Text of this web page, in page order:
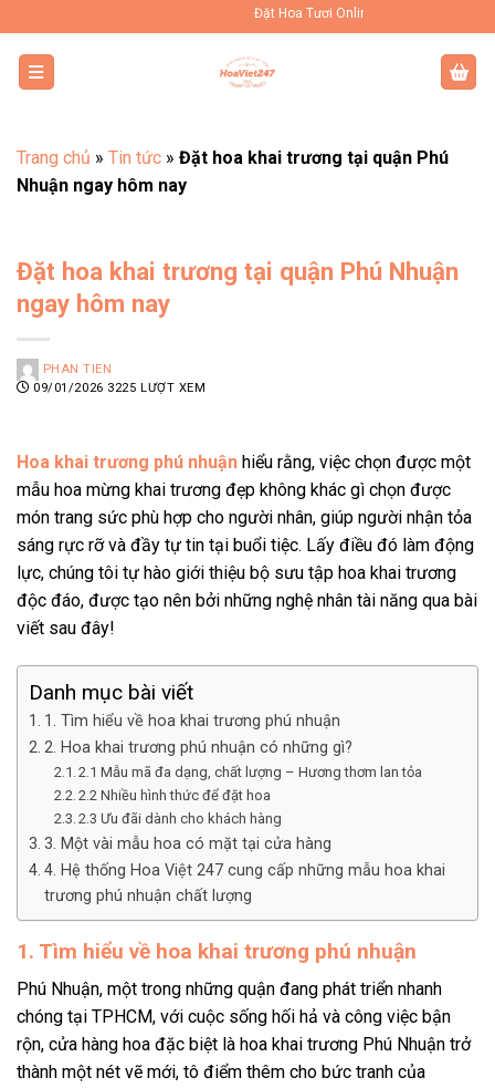
qua
dung
Đặt Hoa Tươi Online Uy Tín Toàn Quốc
Trang chủ » Tin tức » Đặt hoa khai trương tại quận Phú
Nhuận ngay hôm nay
Đặt hoa khai trương tại quận Phú Nhuận
ngay hôm nay
PHAN TIEN
09/01/2026 3225 LƯỢT XEM
Hoa khai trương phú nhuận hiểu rằng, việc chọn được một
mẫu hoa mừng khai trương đẹp không khác gì chọn được
món trang sức phù hợp cho người nhân, giúp người nhận tỏa
sáng rực rỡ và đầy tự tin tại buổi tiệc. Lấy điều đó làm động
lực, chúng tôi tự hào giới thiệu bộ sưu tập hoa khai trương
độc đáo, được tạo nên bởi những nghệ nhân tài năng qua bài
viết sau đây!
Danh mục bài viết
1. Tìm hiểu về hoa khai trương phú nhuận
2. Hoa khai trương phú nhuận có những gì?
2.1 Mẫu mã đa dạng, chất lượng – Hương thơm lan tỏa
2.2 Nhiều hình thức để đặt hoa
2.3 Ưu đãi dành cho khách hàng
3. Một vài mẫu hoa có mặt tại cửa hàng
4. Hệ thống Hoa Việt 247 cung cấp những mẫu hoa khai
trương phú nhuận chất lượng
1. Tìm hiểu về hoa khai trương phú nhuận
Phú Nhuận, một trong những quận đang phát triển nhanh
chóng tại TPHCM, với cuộc sống hối hả và công việc bận
rộn, cửa hàng hoa đặc biệt là hoa khai trương Phú Nhuận trở
thành một nét vẽ mới, tô điểm thêm cho bức tranh của